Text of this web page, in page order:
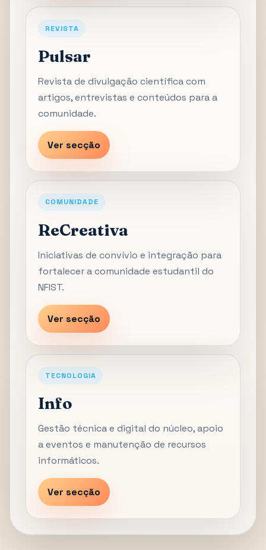
REVISTA
Pulsar
Revista de divulgação científica com
artigos, entrevistas e conteúdos para a
comunidade.
Ver secção
COMUNIDADE
ReCreativa
Iniciativas de convívio e integração para
fortalecer a comunidade estudantil do
NFIST.
Ver secção
TECNOLOGIA
Info
Gestão técnica e digital do núcleo, apoio
a eventos e manutenção de recursos
informáticos.
Ver secção